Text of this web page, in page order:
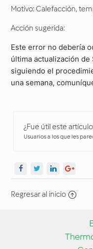
Motivo: Calefacción,
Acción sugerida:
Este error no debería
última actualización
siguiendo el
una semana,
¿Fue útil este
Usuarios a los que les
Regresar al inicio